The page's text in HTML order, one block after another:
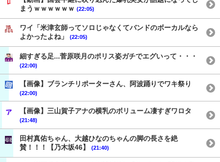
まうｗｗｗｗｗｗ (22:05)
ワイ「米津玄師ってソロじゃなくてバンドのボーカルなら
よかったよね」
(22:05)
細すぎる足...菅原咲月のポリス姿ガチでエグいって・・・
(22:00)
【画像】ブランチリポーターさん、阿波踊りでワキ祭り
(22:00)
【画像】三山賀子アナの横乳のボリューム凄すぎワロタ
(21:48)
田村真佑ちゃん、大越ひなのちゃんの脚の長さを絶
賛！！！【乃木坂46】
(21:40)